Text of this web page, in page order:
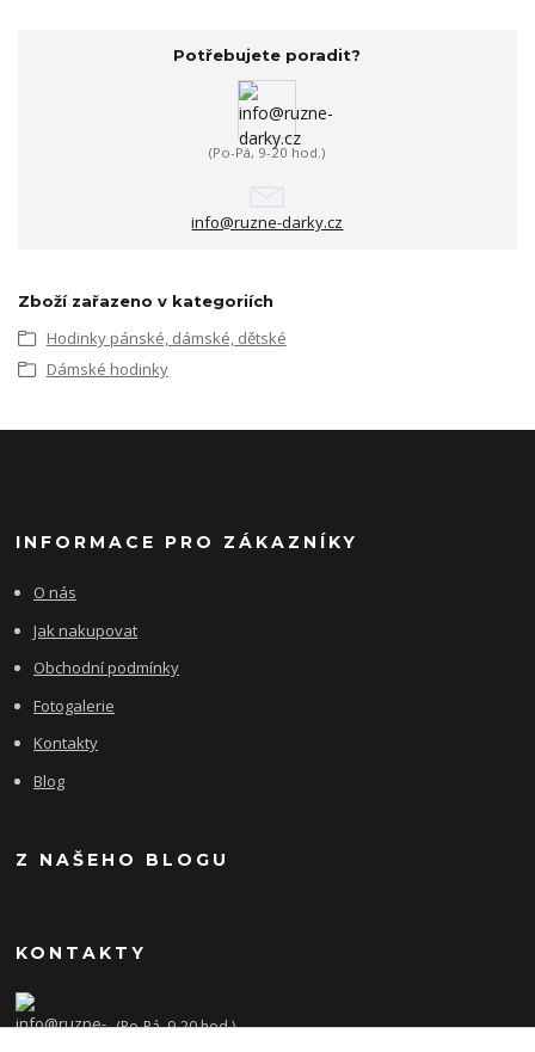
Potřebujete poradit?
(Po-Pá, 9-20 hod.)
info@ruzne-darky.cz
Zboží zařazeno v kategoriích
Hodinky pánské, dámské, dětské
Dámské hodinky
INFORMACE PRO ZÁKAZNÍKY
O nás
Jak nakupovat
Obchodní podmínky
Fotogalerie
Kontakty
Blog
Z NAŠEHO BLOGU
KONTAKTY
(Po-Pá, 9-20 hod.)